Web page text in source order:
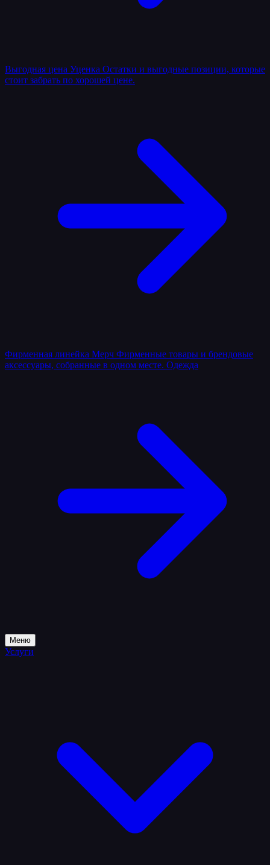
Выгодная цена Уценка Остатки и выгодные позиции, которые
стоит забрать по хорошей цене.
Фирменная линейка Мерч Фирменные товары и брендовые
аксессуары, собранные в одном месте. Одежда
Меню
Услуги